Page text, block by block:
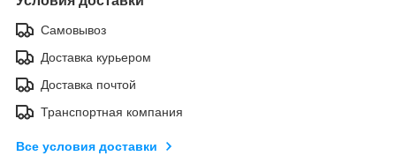
Самовывоз
Доставка курьером
Доставка почтой
Транспортная компания
Все условия доставки